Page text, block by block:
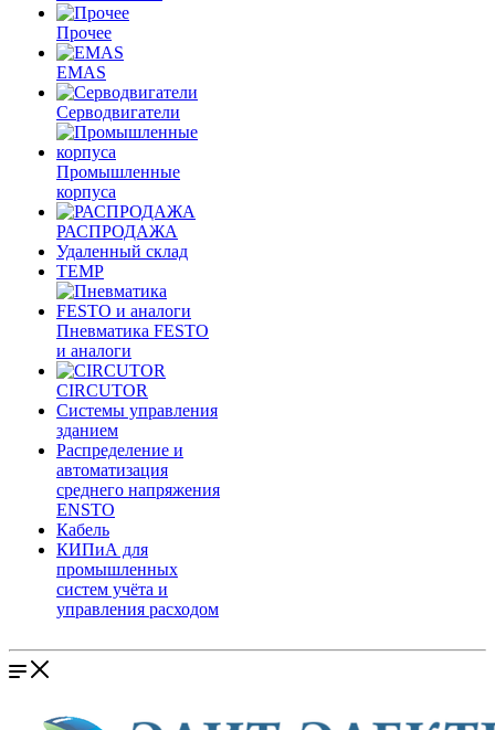
Прочее
EMAS
Cерводвигатели
Промышленные
корпуса
РАСПРОДАЖА
Удаленный склад
TEMP
Пневматика FESTO
и аналоги
CIRCUTOR
Системы управления
зданием
Распределение и
автоматизация
среднего напряжения
ENSTO
Кабель
КИПиА для
промышленных
систем учёта и
управления расходом